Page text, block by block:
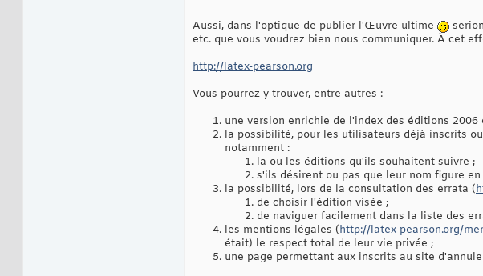
Aussi, dans l'optique de publier l'Œuvre ultime
etc. que vous voudrez bien nous communiquer. À cet
http://latex-pearson.org
Vous pourrez y trouver, entre autres :
une version enrichie de l'index des éditions 2006
la possibilité, pour les utilisateurs déjà inscrits
notamment :
la ou les éditions qu'ils souhaitent suivre ;
s'ils désirent ou pas que leur nom figure
la possibilité, lors de la consultation des errata (
de choisir l'édition visée ;
de naviguer facilement dans la liste des
les mentions légales (http://latex-pearson.org/
était) le respect total de leur vie privée ;
une page permettant aux inscrits au site